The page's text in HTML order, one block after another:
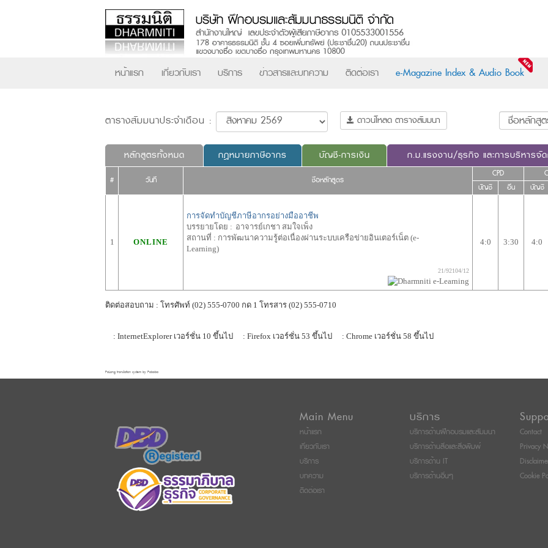
หน้าแรก เกี่ยวกับเรา บริการ ข่าวสารและบทความ ติดต่อเรา e-Magazine Index & Audio Book
ตารางสัมมนาประจำเดือน : ดาวน์โหลด ตารางสัมมนา
หลักสูตรทั้งหมด กฎหมายภาษีอากร บัญชี-การเงิน ก.ม.แรงงาน/ธุรกิจ และการบริหารจั
# วันที่ ชื่อหลักสูตร
CPD
บัญชี อื่น บัญชี
1 ONLINE
การจัดทำบัญชีภาษีอากรอย่างมืออาชีพ
บรรยายโดย : อาจารย์เกชา สมใจเพ็ง
สถานที่ : การพัฒนาความรู้ต่อเนื่องผ่านระบบเครือข่ายอินเตอร์เน็ต (e-
Learning)
21/92104/12
4:0 3:30 4:0
ติดต่อสอบถาม : โทรศัพท์ (02) 555-0700 กด 1 โทรสาร (02) 555-0710
: InternetExplorer เวอร์ชั่น 10 ขึ้นไป : Firefox เวอร์ชั่น 53 ขึ้นไป : Chrome เวอร์ชั่น 58 ขึ้นไป
FaLang translation system by Faboba
Main Menu
หน้าแรก
เกี่ยวกับเรา
บริการ
บทความ
ติดต่อเรา
บริการ
บริการด้านฝึกอบรมและสัมมนา
บริการด้านสื่อและสิ่งพิมพ์
บริการด้าน IT
บริการด้านอื่นๆ
Contact
Privacy
Cookie